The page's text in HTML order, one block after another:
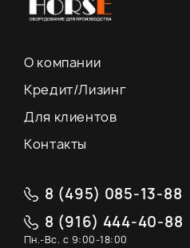
О компании
Кредит/Лизинг
Для клиентов
Контакты
8 (495) 085-13-88
8 (916) 444-40-88
Пн.-Вс. с 9:00-18:00